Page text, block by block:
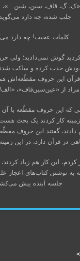
«ک، گ، قاف، سین،
جلب شده، چه دارد
کلمات عجیب! چه دارد
گوش نمی‌دادید؛ ولی
جذب کرده و ساکت
این حروف مقطّعه‌اش هم
مراد از «عین‌سین‌قاف»،
که این حروف مقطّعه
کار کردند یک بحث
گفتند این حروف
در قرآن دارد، در این
این کار هم زیاد
به نوشتن کتاب‌های اعجاز
جلسه‌ آینده پیش